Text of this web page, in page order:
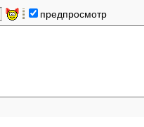
предпросмотр